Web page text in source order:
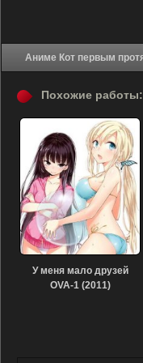
Похожие работы:
У меня мало друзей
OVA-1 (2011)